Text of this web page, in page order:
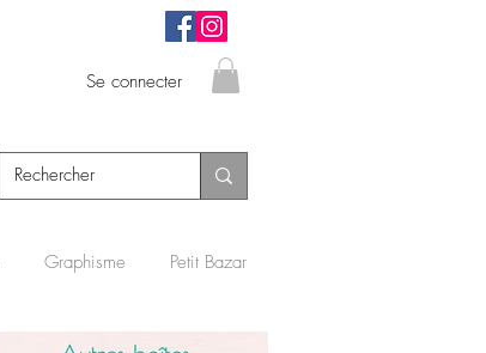
Se connecter
Graphisme Petit Bazar